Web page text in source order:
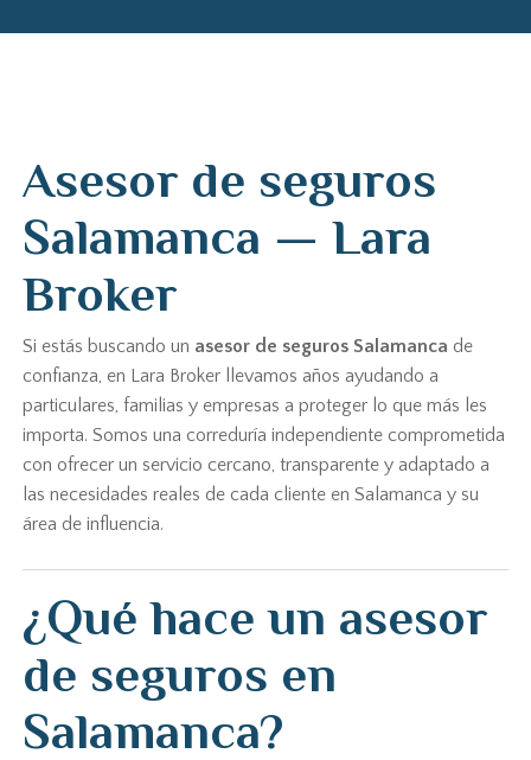
Asesor de seguros
Salamanca — Lara
Broker
Si estás buscando un asesor de seguros Salamanca de
confianza, en Lara Broker llevamos años ayudando a
particulares, familias y empresas a proteger lo que más les
importa. Somos una correduría independiente comprometida
con ofrecer un servicio cercano, transparente y adaptado a
las necesidades reales de cada cliente en Salamanca y su
área de influencia.
¿Qué hace un asesor
de seguros en
Salamanca?